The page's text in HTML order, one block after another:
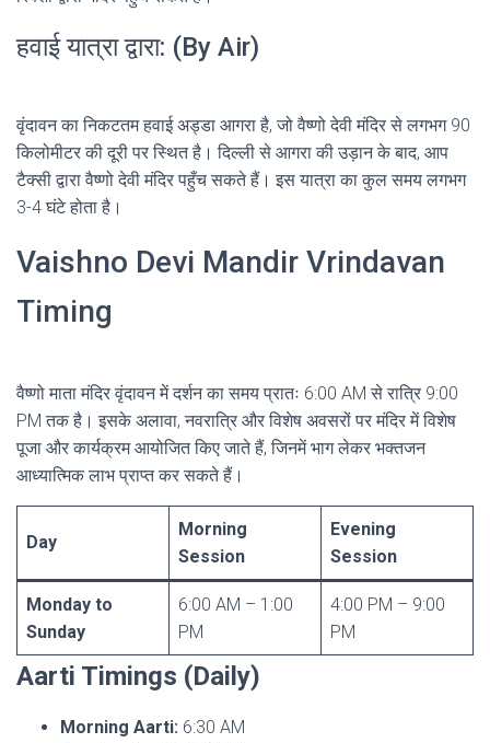
हवाई यात्रा द्वारा: (By Air)
वृंदावन का निकटतम हवाई अड्डा आगरा है, जो वैष्णो देवी मंदिर से लगभग 90
किलोमीटर की दूरी पर स्थित है। दिल्ली से आगरा की उड़ान के बाद, आप
टैक्सी द्वारा वैष्णो देवी मंदिर पहुँच सकते हैं। इस यात्रा का कुल समय लगभग
3-4 घंटे होता है।
Vaishno Devi Mandir Vrindavan
Timing
वैष्णो माता मंदिर वृंदावन में दर्शन का समय प्रातः 6:00 AM से रात्रि 9:00
PM तक है। इसके अलावा, नवरात्रि और विशेष अवसरों पर मंदिर में विशेष
पूजा और कार्यक्रम आयोजित किए जाते हैं, जिनमें भाग लेकर भक्तजन
आध्यात्मिक लाभ प्राप्त कर सकते हैं।
Day
Morning
Session
Evening
Session
Monday to
Sunday
6:00 AM – 1:00
PM
4:00 PM – 9:00
PM
Aarti Timings (Daily)
Morning Aarti: 6:30 AM